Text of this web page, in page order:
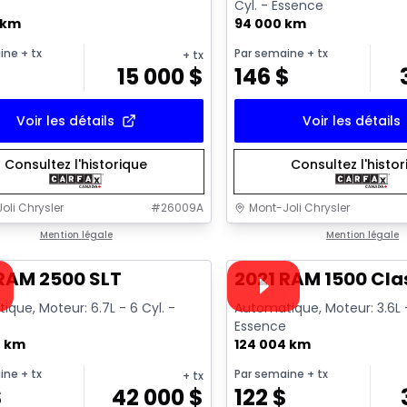
+ tx + tx
15 000$
Voir les détails
Consultez l'historique
Chrysler #26009A
Mention légale
Cyl. - Essence
94 000 km
Par semaine + tx
146 $
Voir les détails
Consultez
Mont-Joli Chrysler
Mention légale
offre
2500 SLT
Moteur: 6.7L - 6 Cyl. -
km
+ tx + tx
42 000$
Vidéo disponible
Très bonne offre
2021 RAM 1500
Automatique, Moteur:
Essence
124 004 km
Par semaine + tx
122 $